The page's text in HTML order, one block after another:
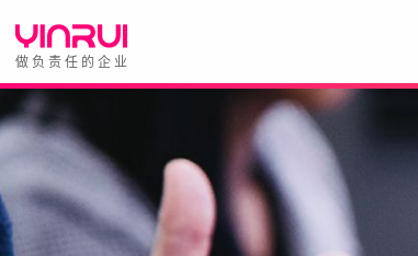
做负责任的企业